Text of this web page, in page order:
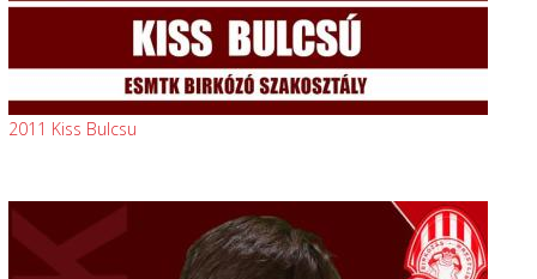
2011 Kiss Bulcsu